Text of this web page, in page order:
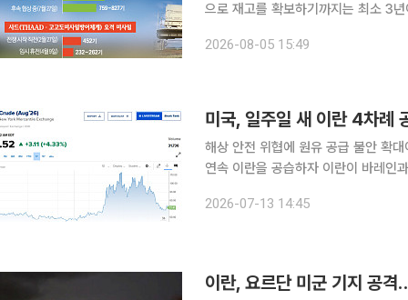
으로 재고를 확보하기까지는 최소 3
복수의 소식통을 인용해 사드
2026-08-05 15:49
미국, 일주일 새 이란 4차례
해상 안전 위협에 원유 공급 불안 확대이
연속 이란을 공습하자 이란이 바레인
2026-07-13 14:45
이란, 요르단 미군 기지 공